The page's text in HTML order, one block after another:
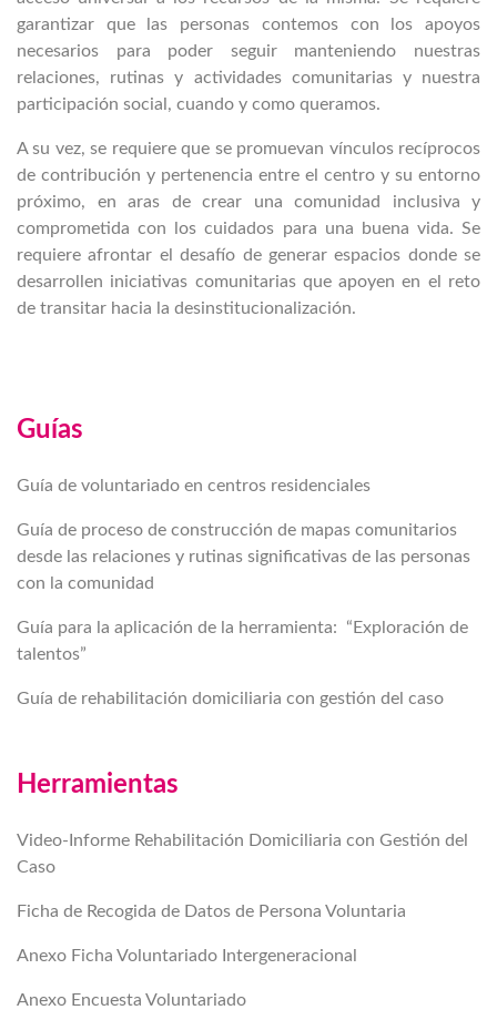
garantizar que las personas contemos con los apoyos
necesarios para poder seguir manteniendo nuestras
relaciones, rutinas y actividades comunitarias y nuestra
participación social, cuando y como queramos.
A su vez, se requiere que se promuevan vínculos recíprocos
de contribución y pertenencia entre el centro y su entorno
próximo, en aras de crear una comunidad inclusiva y
comprometida con los cuidados para una buena vida. Se
requiere afrontar el desafío de generar espacios donde se
desarrollen iniciativas comunitarias que apoyen en el reto
de transitar hacia la desinstitucionalización.
Guías
Guía de voluntariado en centros residenciales
Guía de proceso de construcción de mapas comunitarios
desde las relaciones y rutinas significativas de las personas
con la comunidad
Guía para la aplicación de la herramienta:​ ​ “Exploración de
talentos”
Guía de rehabilitación domiciliaria con gestión del caso
Herramientas
Video-Informe Rehabilitación Domiciliaria con Gestión del
Caso
Ficha de Recogida de Datos de Persona Voluntaria
Anexo Ficha Voluntariado Intergeneracional
Anexo Encuesta Voluntariado